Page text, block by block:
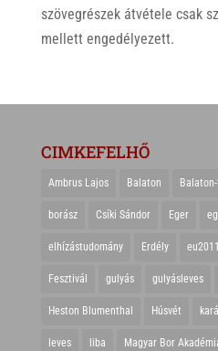
szövegrészek átvétele csak
mellett engedélyezett.
CIMKEFELHŐ
Ambrus Lajos Balaton
borász Csíki Sándor Eger
elhízástudomány Erdély eu2011
Fesztivál gulyás gulyásleves
Heston Blumenthal Húsvét
leves liba Magyar Bor